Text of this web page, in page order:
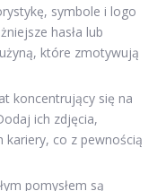
symbole i logo
hasła lub
które zmotywują
koncentrujący się na
ich zdjęcia,
co z pewnością
pomysłem są